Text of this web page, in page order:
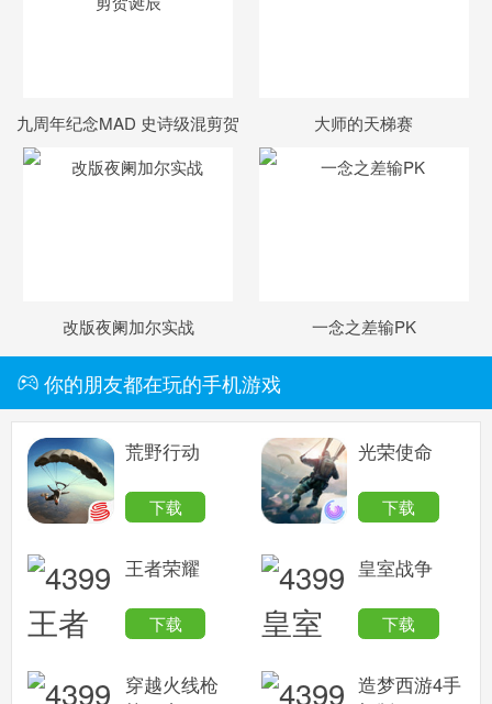
九周年纪念MAD 史诗级混剪贺
诞辰
大师的天梯赛
改版夜阑加尔实战 一念之差输PK
你的朋友都在玩的手机游戏
荒野行动
下载
光荣使命
下载
王者荣耀
下载
皇室战争
下载
穿越火线枪
造梦西游4手